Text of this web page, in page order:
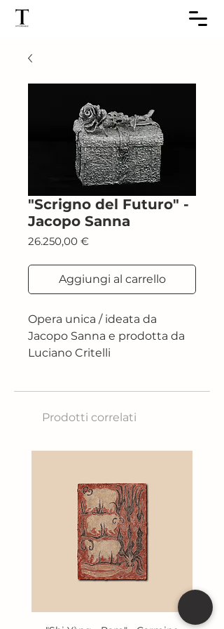
"Scrigno del Futuro" -
Jacopo Sanna
26.250,00 €Prezzo
Aggiungi al carrello
Opera unica / ideata da
Jacopo Sanna e prodotta da
Luciano Critelli
rosa scolpita con finezza e
non solo la bellezza, ma anche
la fragilità della vita e del
tempo. All’interno, è custodita
una piccola pergamena su cui
è inscritto il nome di colui
che, secondo le nostre
speculazioni, potrebbe essere
Francesco al soglio pontificio.
Prodotti correlati